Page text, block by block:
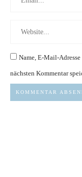
Name, E-Mail-
nächsten Kommentar